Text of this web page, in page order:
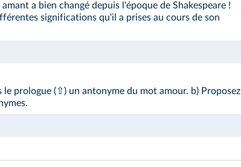
amant a bien changé depuis l'époque de Shakespeare !
significations qu'il a prises au cours de son
le prologue (⇧) un antonyme du mot amour. b) Proposez